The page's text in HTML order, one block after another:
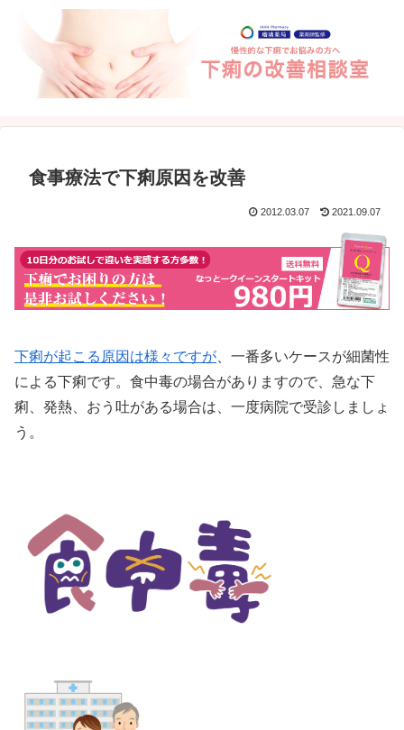
食事療法で下痢原因を改善
2012.03.07 2021.09.07
下痢が起こる原因は様々ですが 、一番多いケースが細菌性
による下痢です。食中毒の場合がありますので、急な下
痢、発熱、おう吐がある場合は、一度病院で受診しましょ
う。